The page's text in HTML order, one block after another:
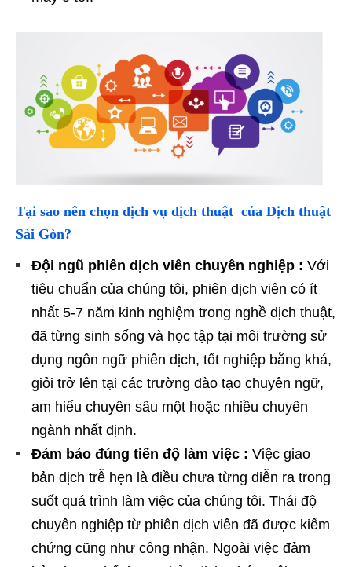
Tại sao nên chọn dịch vụ dịch thuật của Dịch thuật
Sài Gòn?
Đội ngũ phiên dịch viên chuyên nghiệp : Với
tiêu chuẩn của chúng tôi, phiên dịch viên có ít
nhất 5-7 năm kinh nghiệm trong nghề dịch thuật,
đã từng sinh sống và học tập tại môi trường sử
dụng ngôn ngữ phiên dịch, tốt nghiệp bằng khá,
giỏi trở lên tại các trường đào tạo chuyên ngữ,
am hiểu chuyên sâu một hoặc nhiều chuyên
ngành nhất định.
Đảm bảo đúng tiến độ làm việc : Việc giao
bản dịch trễ hẹn là điều chưa từng diễn ra trong
suốt quá trình làm việc của chúng tôi. Thái độ
chuyên nghiệp từ phiên dịch viên đã được kiểm
chứng cũng như công nhận. Ngoài việc đảm